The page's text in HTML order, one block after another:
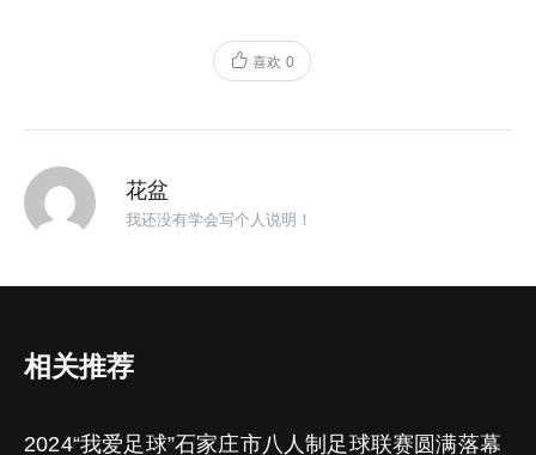
喜欢 0
花盆
我还没有学会写个人说明！
相关推荐
2024“我爱足球”石家庄市八人制足球联赛圆满落幕